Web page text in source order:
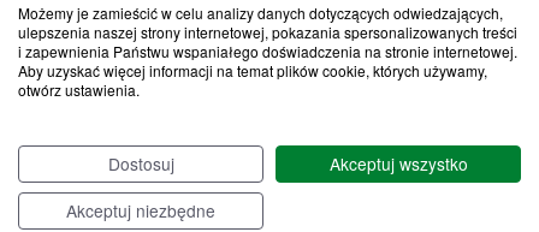
Możemy je zamieścić w celu analizy danych dotyczących odwiedzających,
ulepszenia naszej strony internetowej, pokazania spersonalizowanych treści
i zapewnienia Państwu wspaniałego doświadczenia na stronie internetowej.
Aby uzyskać więcej informacji na temat plików cookie, których używamy,
otwórz ustawienia.
Dostosuj
Akceptuj wszystko
Akceptuj niezbędne
Zapisz
do
newslettera